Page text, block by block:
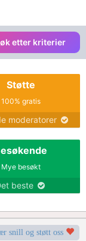
etter kriterier
Støtte
100% gratis
moderatorer
Mye besøkt
beste
snill og støtt oss